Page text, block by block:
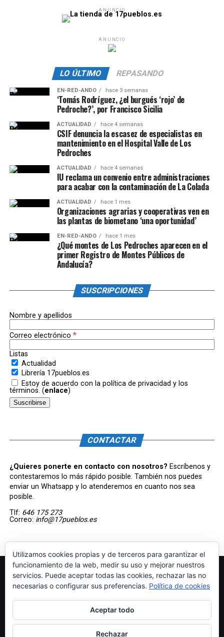
ANUNCIO
ANUNCIO
LO ÚLTIMO REPASANDO
EN-RED-ANDO hace 3 semanas
‘Tomás Rodríguez, ¿el burgués ‘rojo’ de
Pedroche?’, por Francisco Sicilia
ACTUALIDAD hace 4 semanas
CSIF denuncia la escasez de especialistas en
mantenimiento en el Hospital Valle de Los
Pedroches
ACTUALIDAD hace 4 semanas
IU reclama un convenio entre administraciones
para acabar con la contaminación de La Colada
ACTUALIDAD hace 1 mes
Organizaciones agrarias y cooperativas ven en
las plantas de biometano ‘una oportunidad’
EN-RED-ANDO hace 1 mes
¿Qué montes de Los Pedroches aparecen en el
primer Registro de Montes Públicos de
Andalucía?
SUSCRIPCIONES
Nombre y apellidos
Correo electrónico *
Listas
Actualidad
Librería 17pueblos.es
Estoy de acuerdo con la política de privacidad y los
términos. (enlace)
CONTACTAR
¿Quieres ponerte en contacto con nosotros? Escríbenos y
contestaremos lo más rápido posible. También nos puedes
enviar un Whatsapp y lo atenderemos en cuanto nos sea
posible.
Tlf: 646 175 273
Correo: info@17pueblos.es
INICIO LIBRERÍA AVISO LEGAL POLÍTICA DE COOKIES
Utilizamos cookies propias y de terceros para garantizar el
funcionamiento de la web, medir su uso y mejorar nuestros
servicios. Puede aceptar todas las cookies, rechazar las no
necesarias o configurar sus preferencias. Política de cookies
Aceptar todo
Rechazar